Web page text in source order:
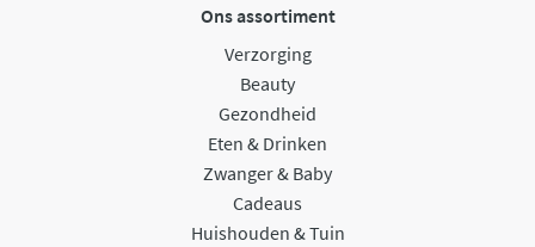
Ons assortiment
Verzorging
Beauty
Gezondheid
Eten & Drinken
Zwanger & Baby
Cadeaus
Huishouden & Tuin